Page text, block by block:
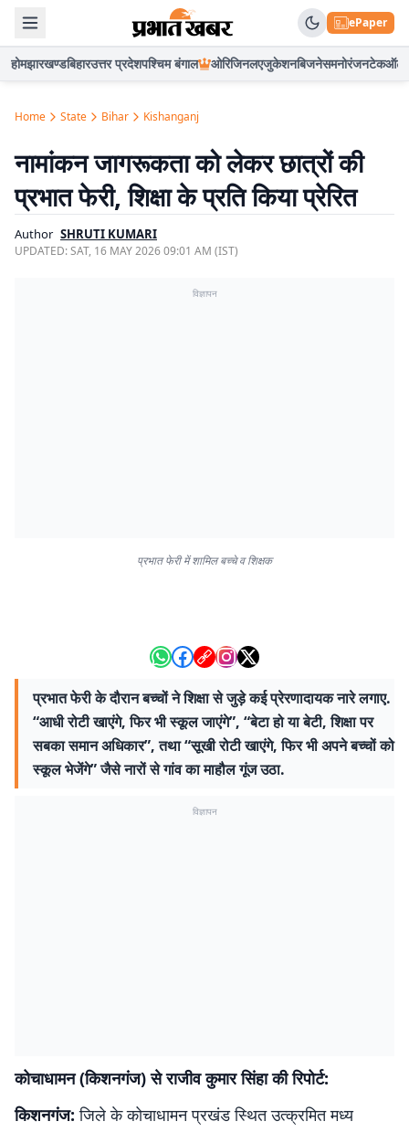
ePaper
होमझारखण्डबिहारउत्तर प्रदेशपश्चिम बंगाल ओरिजिनलएजुकेशनबिजनेसमनोरंजनटेकऑटो
Home State Bihar Kishanganj
नामांकन जागरूकता को लेकर छात्रों की
प्रभात फेरी, शिक्षा के प्रति किया प्रेरित
Author SHRUTI KUMARI
UPDATED:SAT, 16 MAY 2026 09:01 AM (IST)
विज्ञापन
प्रभात फेरी में शामिल बच्चे व शिक्षक
प्रभात फेरी के दौरान बच्चों ने शिक्षा से जुड़े कई प्रेरणादायक नारे लगाए.
“आधी रोटी खाएंगे, फिर भी स्कूल जाएंगे”, “बेटा हो या बेटी, शिक्षा पर
सबका समान अधिकार”, तथा “सूखी रोटी खाएंगे, फिर भी अपने बच्चों को
स्कूल भेजेंगे” जैसे नारों से गांव का माहौल गूंज उठा.
विज्ञापन
कोचाधामन (किशनगंज) से राजीव कुमार सिंहा की रिपोर्ट:
किशनगंज:जिले के कोचाधामन प्रखंड स्थित उत्क्रमित मध्य